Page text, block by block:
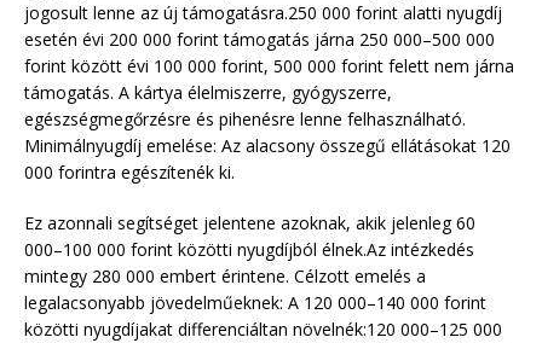
jogosult lenne az új támogatásra.250 000 forint alatti nyugdíj
esetén évi 200 000 forint támogatás járna 250 000–500 000
forint között évi 100 000 forint, 500 000 forint felett nem járna
támogatás. A kártya élelmiszerre, gyógyszerre,
egészségmegőrzésre és pihenésre lenne felhasználható.
Minimálnyugdíj emelése: Az alacsony összegű ellátásokat 120
000 forintra egészítenék ki.
Ez azonnali segítséget jelentene azoknak, akik jelenleg 60
000–100 000 forint közötti nyugdíjból élnek.Az intézkedés
mintegy 280 000 embert érintene. Célzott emelés a
legalacsonyabb jövedelműeknek: A 120 000–140 000 forint
közötti nyugdíjakat differenciáltan növelnék:120 000–125 000